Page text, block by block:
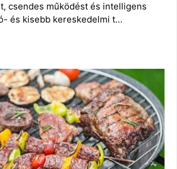
csendes működést és intelligens
és kisebb kereskedelmi t…